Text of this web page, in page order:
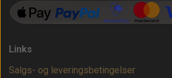
Links
Salgs- og leveringsbetingelser